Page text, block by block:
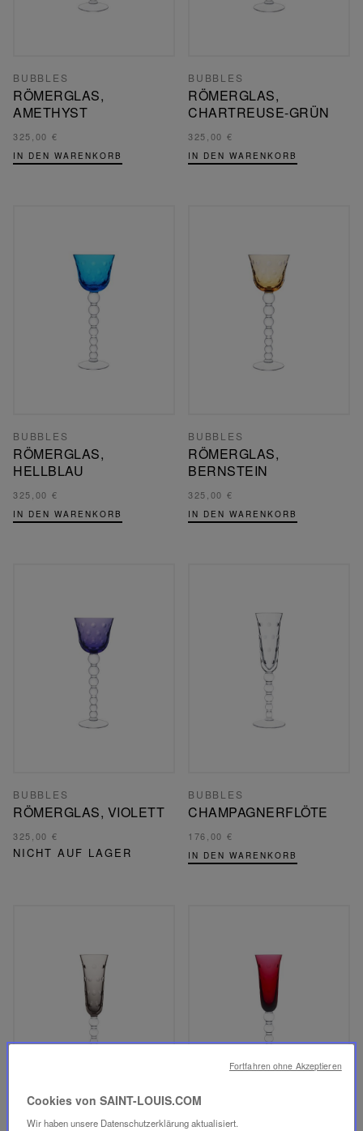
BUBBLES
RÖMERGLAS,
AMETHYST
325,00 €
IN DEN WARENKORB
BUBBLES
RÖMERGLAS,
CHARTREUSE-GRÜN
325,00 €
IN DEN WARENKORB
BUBBLES
RÖMERGLAS,
HELLBLAU
325,00 €
IN DEN WARENKORB
BUBBLES
RÖMERGLAS,
BERNSTEIN
325,00 €
IN DEN WARENKORB
BUBBLES
RÖMERGLAS, VIOLETT
325,00 €
NICHT AUF LAGER
BUBBLES
CHAMPAGNERFLÖTE
176,00 €
IN DEN WARENKORB
Cookies von SAINT-LOUIS.COM
Wir haben unsere Datenschutzerklärung aktualisiert.
Fortfahren ohne Akzeptieren